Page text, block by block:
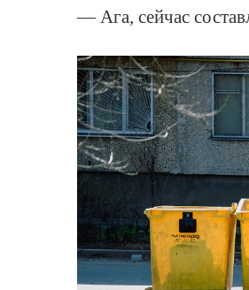
— Ага, сейчас